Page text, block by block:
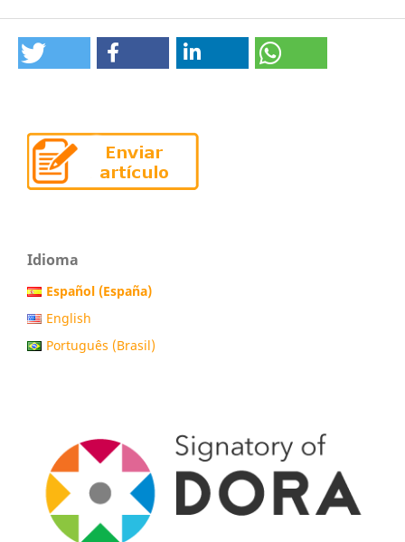
Idioma
Español (España)
English
Português (Brasil)